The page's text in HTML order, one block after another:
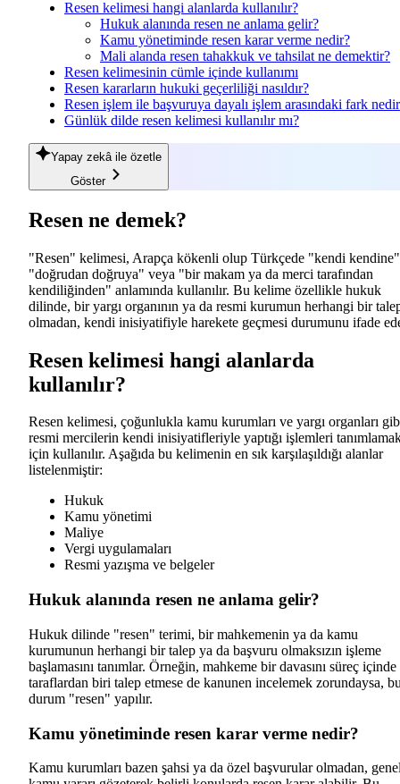
Resen kelimesi hangi alanlarda kullanılır?
Hukuk alanında resen ne anlama gelir?
Kamu yönetiminde resen karar verme nedir?
Mali alanda resen tahakkuk ve tahsilat ne demektir?
Resen kelimesinin cümle içinde kullanımı
Resen kararların hukuki geçerliliği nasıldır?
Resen işlem ile başvuruya dayalı işlem arasındaki fark
Günlük dilde resen kelimesi kullanılır mı?
Yapay zekâ ile özetle
Göster
Resen ne demek?
"Resen" kelimesi, Arapça kökenli olup Türkçede "kendi
"doğrudan doğruya" veya "bir makam ya da merci tarafından
kendiliğinden" anlamında kullanılır. Bu kelime özellikle hukuk
dilinde, bir yargı organının ya da resmi kurumun herhangi bir
olmadan, kendi inisiyatifiyle harekete geçmesi durumunu ifade
Resen kelimesi hangi alanlarda
kullanılır?
Resen kelimesi, çoğunlukla kamu kurumları ve yargı organları
resmi mercilerin kendi inisiyatifleriyle yaptığı işlemleri
için kullanılır. Aşağıda bu kelimenin en sık karşılaşıldığı alanlar
listelenmiştir:
Hukuk
Kamu yönetimi
Maliye
Vergi uygulamaları
Resmi yazışma ve belgeler
Hukuk alanında resen ne anlama gelir?
Hukuk dilinde "resen" terimi, bir mahkemenin ya da kamu
kurumunun herhangi bir talep ya da başvuru olmaksızın işleme
başlamasını tanımlar. Örneğin, mahkeme bir davasını süreç içinde
taraflardan biri talep etmese de kanunen incelemek zorundaysa,
durum "resen" yapılır.
Kamu yönetiminde resen karar verme nedir?
Kamu kurumları bazen şahsi ya da özel başvurular olmadan,